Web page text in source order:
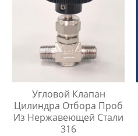
Угловой Клапан
Цилиндра Отбора Проб
Из Нержавеющей Стали
316